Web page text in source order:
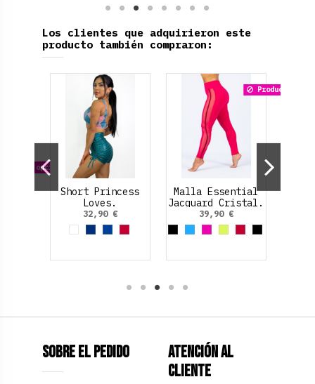
Los clientes que adquirieron este
producto también compraron:
otras opciones
Short Princess
Loves.
32,90 €
BlancoAzul Marino
Azul Cobalto
Rojo Cereza
Malla Essential
Jacquard Cristal.
39,90 €
NegroAzul claro
FucsiaAmarillo Neon
Rojo Cereza
Negro/Neón
Producto
Sobre el pedido
Atención al
Cliente